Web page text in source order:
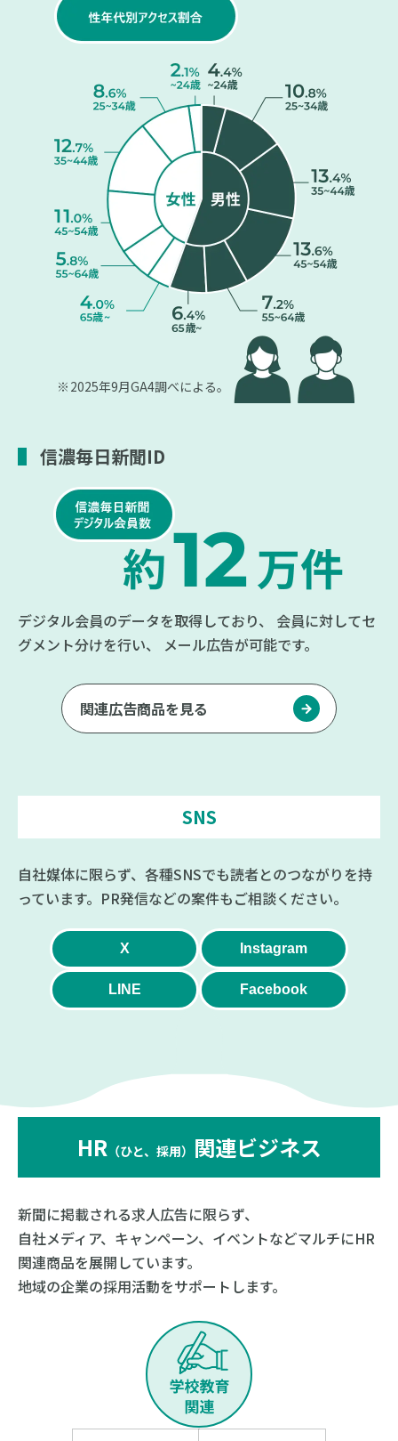
2025年9月GA4調べによる。
信濃毎日新聞ID
デジタル会員のデータを取得しており、
会員に対してセ
グメント分けを行い、
メール広告が可能です。
関連広告商品を見る
SNS
自社媒体に限らず、各種SNSでも読者とのつながりを持
っています。PR発信などの案件もご相談ください。
X Instagram
LINE Facebook
HR （ひと、採用） 関連ビジネス
新聞に掲載される求人広告に限らず、
自社メディア、キャンペーン、イベントなどマルチにHR
関連商品を展開しています。
地域の企業の採用活動をサポートします。